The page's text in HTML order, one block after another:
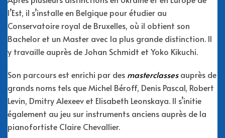
l’Est, il s’installe en Belgique pour étudier au
Conservatoire royal de Bruxelles, où il obtient son
Bachelor et un Master avec la plus grande distinction. Il
y travaille auprès de Johan Schmidt et Yoko Kikuchi.
Son parcours est enrichi par des masterclassesauprès de
grands noms tels que Michel Béroff, Denis Pascal, Robert
Levin, Dmitry Alexeev et Elisabeth Leonskaya. Il s’initie
également au jeu sur instruments anciens auprès de la
pianofortiste Claire Chevallier.